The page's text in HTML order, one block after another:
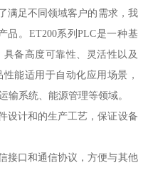
满足不同领域客户的需求，我
品。ET200系列PLC是一种基
备高度可靠性、灵活性以及
能适用于自动化应用场景，
输系统、能源管理等领域。
设计和的生产工艺，保证设备
接口和通信协议，方便与其他